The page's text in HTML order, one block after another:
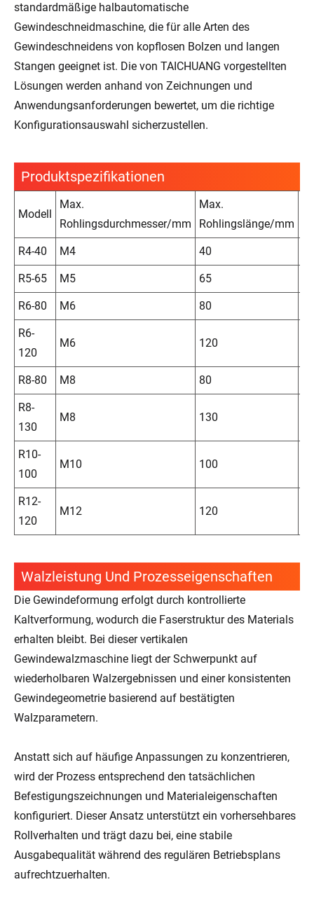
standardmäßige halbautomatische
Gewindeschneidmaschine, die für alle Arten des
Gewindeschneidens von kopflosen Bolzen und langen
Stangen geeignet ist. Die von TAICHUANG vorgestellten
Lösungen werden anhand von Zeichnungen und
Anwendungsanforderungen bewertet, um die richtige
Konfigurationsauswahl sicherzustellen.
Produktspezifikationen
Modell
Max.
Rohlingsdurchmesser/mm
Max.
Rohlingslänge/mm
R4-40 M4 40
R5-65 M5 65
R6-80 M6 80
R6-
120
M6 120
R8-80 M8 80
R8-
130
M8 130
R10-
100
M10 100
R12-
120
M12 120
Walzleistung Und Prozesseigenschaften
Die Gewindeformung erfolgt durch kontrollierte
Kaltverformung, wodurch die Faserstruktur des Materials
erhalten bleibt. Bei dieser vertikalen
Gewindewalzmaschine liegt der Schwerpunkt auf
wiederholbaren Walzergebnissen und einer konsistenten
Gewindegeometrie basierend auf bestätigten
Walzparametern.
Anstatt sich auf häufige Anpassungen zu konzentrieren,
wird der Prozess entsprechend den tatsächlichen
Befestigungszeichnungen und Materialeigenschaften
konfiguriert. Dieser Ansatz unterstützt ein vorhersehbares
Rollverhalten und trägt dazu bei, eine stabile
Ausgabequalität während des regulären Betriebsplans
aufrechtzuerhalten.